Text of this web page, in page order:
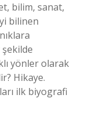
bilim, sanat,
bilinen
yönler olarak
Hikaye.
ilk biyografi